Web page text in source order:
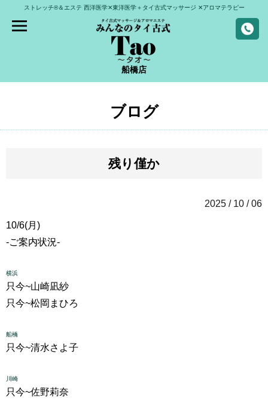
ストレッチ®＆エステ 西洋医学✕東洋医学＋タイ古式マッサージ ✕アロマテラピー
船橋店
ブログ
残り僅か
2025 / 10 / 06
10/6(月)
-ご案内状況-
横浜
只今~山崎凪紗
只今~松岡まひろ
船橋
只今~清水さよ子
川崎
只今~佐野莉奈